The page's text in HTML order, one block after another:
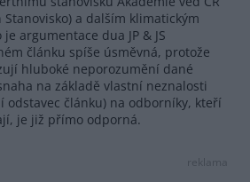
Stanovisko) a dalším klimatickým
argumentace dua JP & JS
článku spíše úsměvná, protože
hluboké neporozumění dané
na základě vlastní neznalosti
odstavec článku) na odborníky, kteří
je již přímo odporná.
reklama